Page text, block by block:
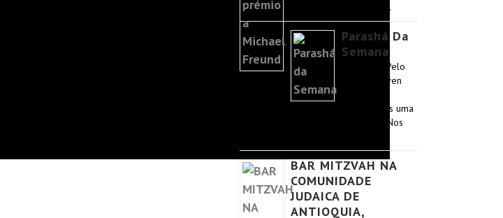
original do Jerusalem …
Parashá Da
Semana
Mishpatim Pelo
rabino Reuven
Começamos uma
nova era na Torá: a era da Mitzvá. Nos
BAR MITZVAH NA
COMUNIDADE
JUDAICA DE
ANTIOQUIA,